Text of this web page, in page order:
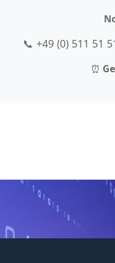
📞 +49 (0) 511 51
⏰